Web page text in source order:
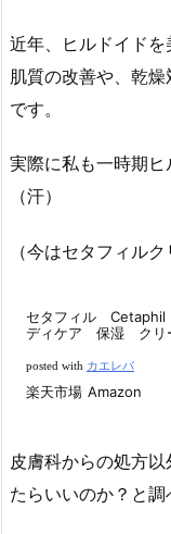
近年、ヒルドイド
肌質の改善や、乾
です。
実際に私も一時期
（汗）
（今はセタフィル
セタフィル
ディケア 保湿 ク
posted with カエレバ
楽天市場 Amazon
皮膚科からの処方
たらいいのか？と調